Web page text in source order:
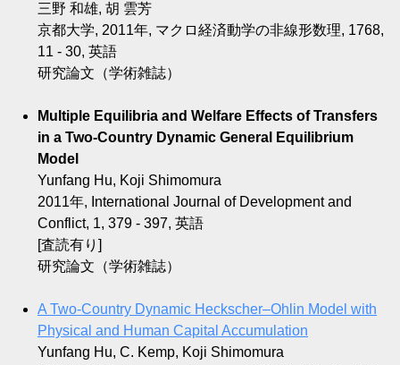
三野 和雄, 胡 雲芳
京都大学, 2011年, マクロ経済動学の非線形数理, 1768,
11 - 30, 英語
研究論文（学術雑誌）
Multiple Equilibria and Welfare Effects of Transfers
in a Two-Country Dynamic General Equilibrium
Model
Yunfang Hu, Koji Shimomura
2011年, International Journal of Development and
Conflict, 1, 379 - 397, 英語
[査読有り]
研究論文（学術雑誌）
A Two-Country Dynamic Heckscher–Ohlin Model with
Physical and Human Capital Accumulation
Yunfang Hu, C. Kemp, Koji Shimomura